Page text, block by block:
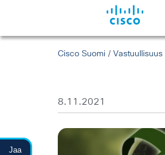
Jaa
Cisco Suomi /Vastuullisuus
8.11.2021